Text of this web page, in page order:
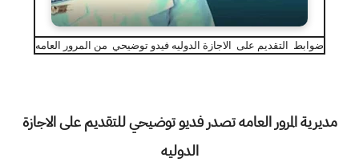
ضوابط التقديم على الاجازة الدوليه فيدو توضيحي من المرور العامه
مديرية المرور العامه تصدر فديو توضيحي للتقديم على الاجازة
الدوليه